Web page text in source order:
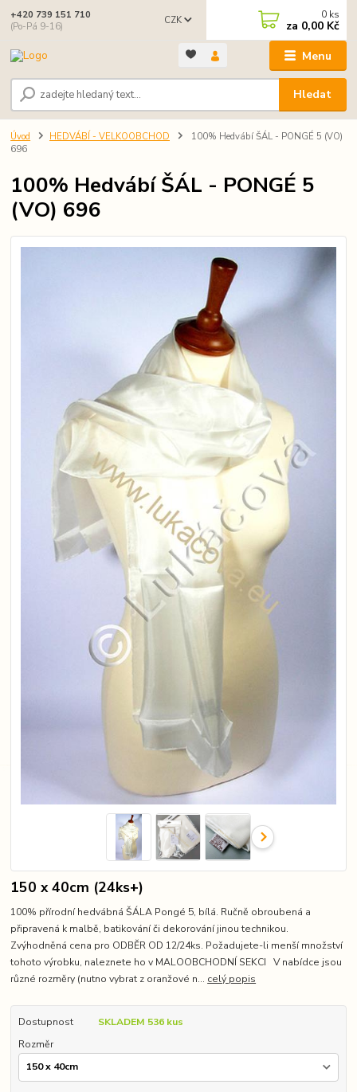
Menu
CZK
Hledat
+420 739 151 710
(Po-Pá 9-16)
0 ks
za 0,00 Kč
Úvod HEDVÁBÍ - VELKOOBCHOD
100% Hedvábí ŠÁL - PONGÉ 5 (VO)
696
100% Hedvábí ŠÁL - PONGÉ 5
(VO) 696
150 x 40cm (24ks+)
100% přírodní hedvábná ŠÁLA Pongé 5, bílá. Ručně obroubená a
připravená k malbě, batikování či dekorování jinou technikou.
Zvýhodněná cena pro ODBĚR OD 12/24ks. Požadujete-li menší množství
tohoto výrobku, naleznete ho v MALOOBCHODNÍ SEKCI V nabídce jsou
různé rozměry (nutno vybrat z oranžové n... celý popis
Dostupnost
SKLADEM 536 kus
Rozměr